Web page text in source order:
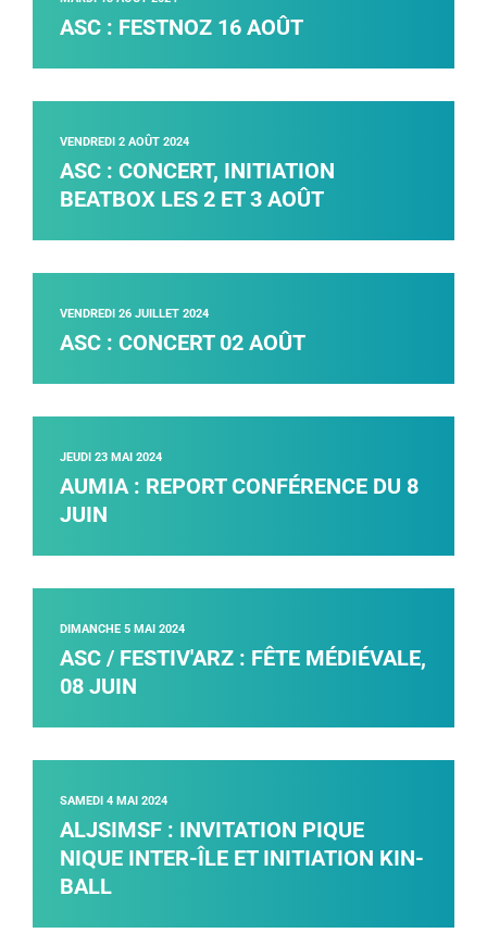
ASC : FESTNOZ 16 AOÛT
ASC : CONCERT, INITIATION
BEATBOX LES 2 ET 3 AOÛT
VENDREDI 2 AOÛT 2024
ASC : CONCERT 02 AOÛT
VENDREDI 26 JUILLET 2024
AUMIA : REPORT CONFÉRENCE DU 8
JUIN
JEUDI 23 MAI 2024
ASC / FESTIV'ARZ : FÊTE MÉDIÉVALE,
08 JUIN
DIMANCHE 5 MAI 2024
ALJSIMSF : INVITATION PIQUE
NIQUE INTER-ÎLE ET INITIATION KIN-
BALL
SAMEDI 4 MAI 2024